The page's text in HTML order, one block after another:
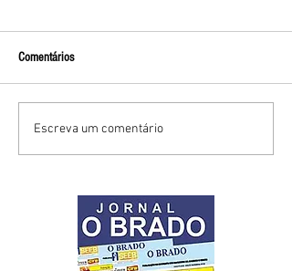
Comentários
Escreva um comentário